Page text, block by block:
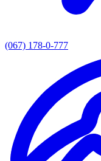
(067) 178-0-777